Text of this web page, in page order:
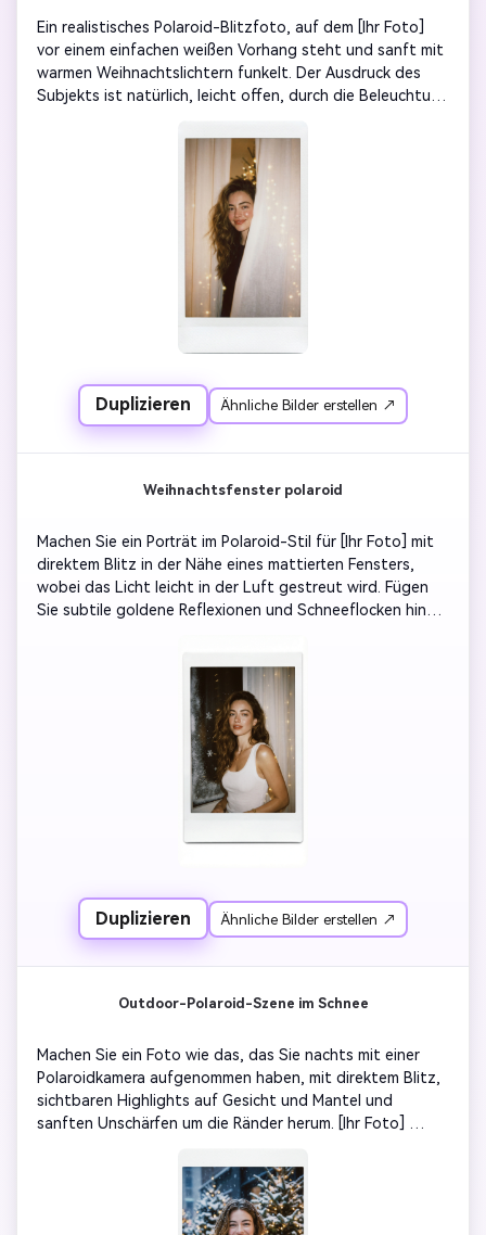
Ein realistisches Polaroid-Blitzfoto, auf dem [Ihr Foto]
vor einem einfachen weißen Vorhang steht und sanft mit
warmen Weihnachtslichtern funkelt. Der Ausdruck des
Subjekts ist natürlich, leicht offen, durch die Beleuchtung
Leicht verschwommen um die Kanten, matte Filmstruktur,
blitzende Highlights sichtbar auf den Wangen. Fügen Sie
einen Hauch von festlicher Atmosphäre hinzu:
verschwommenes Weihnachtsbokeh hinter dem Stoff,
winzige Schneereflexionen, warme Töne.
Duplizieren Ähnliche Bilder erstellen ↗
Weihnachtsfenster polaroid
Machen Sie ein Porträt im Polaroid-Stil für [Ihr Foto] mit
direktem Blitz in der Nähe eines mattierten Fensters,
wobei das Licht leicht in der Luft gestreut wird. Fügen
Sie subtile goldene Reflexionen und Schneeflocken hinzu
die schwach hintergrundbeleuchtet sind, mit
Weihnachtsbeleuchtungen. Leicht verschwommen und
authentisch handgehaltenes Rahmen, mattes Polaroid-
Papier-Finish, nostalgische Töne.
Duplizieren Ähnliche Bilder erstellen ↗
Outdoor-Polaroid-Szene im Schnee
Machen Sie ein Foto wie das, das Sie nachts mit einer
Polaroidkamera aufgenommen haben, mit direktem Blitz,
sichtbaren Highlights auf Gesicht und Mantel und
sanften Unschärfen um die Ränder herum. [Ihr Foto]
verschwommenen Ornamenten und Feenlichtern, einem
bequemen Schal und Schnee im Haar, mit einem
natürlichen Gesichtsausdruck. Der Gesamtton sollte sich